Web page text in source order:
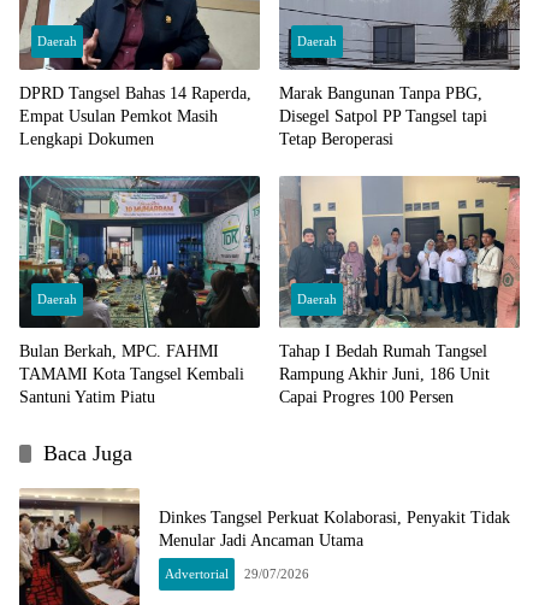
Daerah
DPRD Tangsel Bahas 14 Raperda,
Empat Usulan Pemkot Masih
Lengkapi Dokumen
Daerah
Marak Bangunan Tanpa PBG,
Disegel Satpol PP Tangsel tapi
Tetap Beroperasi
Daerah
Bulan Berkah, MPC. FAHMI
TAMAMI Kota Tangsel Kembali
Santuni Yatim Piatu
Daerah
Tahap I Bedah Rumah Tangsel
Rampung Akhir Juni, 186 Unit
Capai Progres 100 Persen
Baca Juga
Dinkes Tangsel Perkuat Kolaborasi, Penyakit Tidak
Menular Jadi Ancaman Utama
Advertorial 29/07/2026